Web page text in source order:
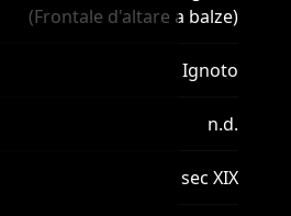
(Frontale d'altare a balze)
Ignoto
n.d.
sec XIX